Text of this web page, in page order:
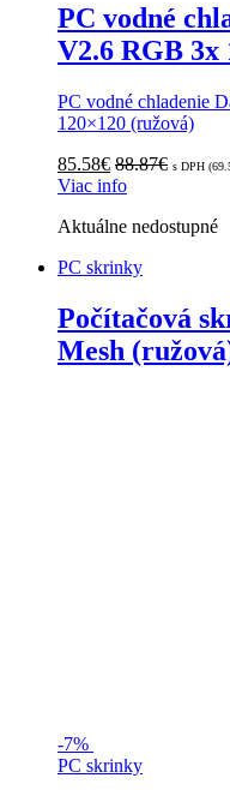
PC vodné
V2.6 RGB 3x
PC vodné chladenie
120×120 (ružová)
85.58€ 88.87€ s DPH (
Viac info
Aktuálne nedostupné
PC skrinky
Počítačová
Mesh
-7%
PC skrinky